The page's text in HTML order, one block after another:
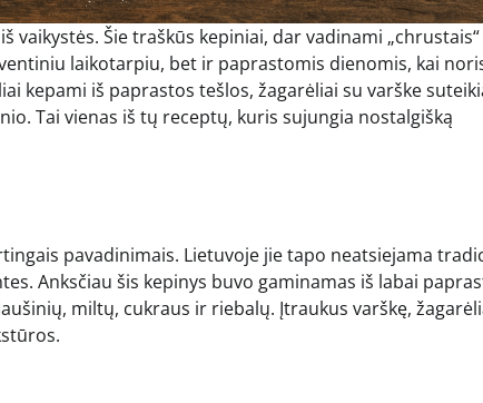
vaikystės. Šie traškūs kepiniai, dar vadinami
laikotarpiu, bet ir paprastomis dienomis, kai
kepami iš paprastos tešlos, žagarėliai su varške
Tai vienas iš tų receptų, kuris sujungia nostalgišką
pavadinimais. Lietuvoje jie tapo neatsiejama
Anksčiau šis kepinys buvo gaminamas iš labai
miltų, cukraus ir riebalų. Įtraukus varškę,